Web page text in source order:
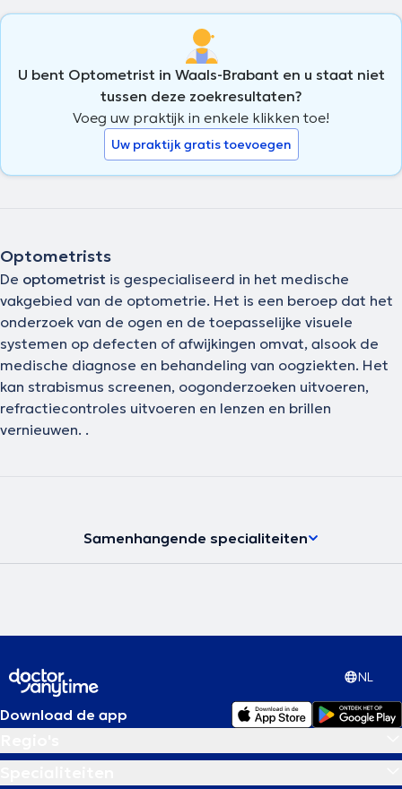
U bent Optometrist in Waals-Brabant en u staat niet
tussen deze zoekresultaten?
Voeg uw praktijk in enkele klikken toe!
Uw praktijk gratis toevoegen
Optometrists
De optometrist is gespecialiseerd in het medische
vakgebied van de optometrie. Het is een beroep dat het
onderzoek van de ogen en de toepasselijke visuele
systemen op defecten of afwijkingen omvat, alsook de
medische diagnose en behandeling van oogziekten. Het
kan strabismus screenen, oogonderzoeken uitvoeren,
refractiecontroles uitvoeren en lenzen en brillen
vernieuwen. .
Samenhangende specialiteiten
NL
Download de app